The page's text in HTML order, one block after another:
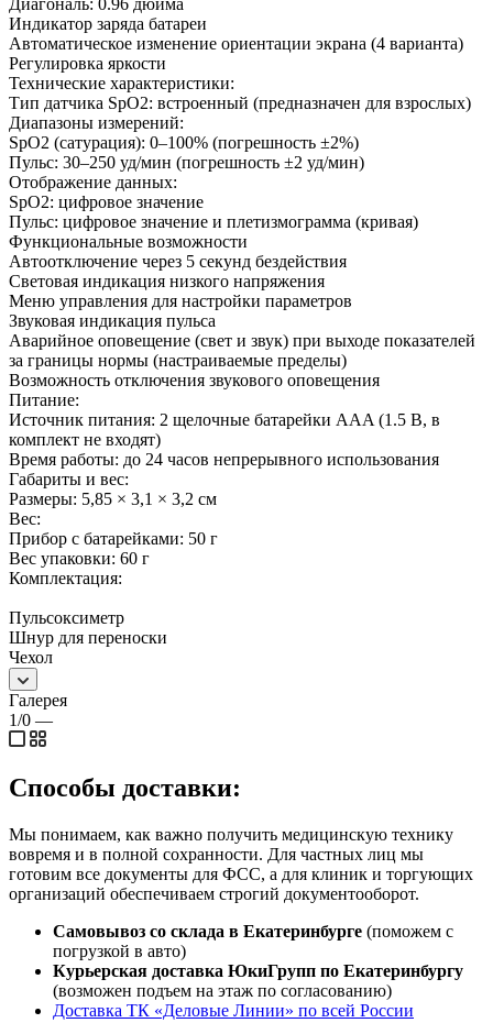
Индикатор заряда батареи
Автоматическое изменение ориентации экрана (4 варианта)
Регулировка яркости
Технические характеристики:
Тип датчика SpO2: встроенный (предназначен для взрослых)
Диапазоны измерений:
SpO2 (сатурация): 0–100% (погрешность ±2%)
Пульс: 30–250 уд/мин (погрешность ±2 уд/мин)
Отображение данных:
SpO2: цифровое значение
Пульс: цифровое значение и плетизмограмма (кривая)
Функциональные возможности
Автоотключение через 5 секунд бездействия
Световая индикация низкого напряжения
Меню управления для настройки параметров
Звуковая индикация пульса
Аварийное оповещение (свет и звук) при выходе показателей
за границы нормы (настраиваемые пределы)
Возможность отключения звукового оповещения
Питание:
Источник питания: 2 щелочные батарейки AAA (1.5 В, в
комплект не входят)
Время работы: до 24 часов непрерывного использования
Габариты и вес:
Размеры: 5,85 × 3,1 × 3,2 см
Вес:
Прибор с батарейками: 50 г
Вес упаковки: 60 г
Комплектация:
Пульсоксиметр
Шнур для переноски
Чехол
Галерея
1/0 —
Способы доставки:
Мы понимаем, как важно получить медицинскую технику
вовремя и в полной сохранности. Для частных лиц мы
готовим все документы для ФСС, а для клиник и торгующих
организаций обеспечиваем строгий документооборот.
Самовывоз со склада в Екатеринбурге (поможем с
погрузкой в авто)
Курьерская доставка ЮкиГрупп по Екатеринбургу
(возможен подъем на этаж по согласованию)
Доставка ТК «Деловые Линии» по всей России